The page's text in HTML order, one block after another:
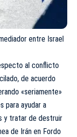
entre Israel
al conflicto
de acuerdo
«seriamente»
para ayudar a
y tratar de destruir
de Irán en Fordo